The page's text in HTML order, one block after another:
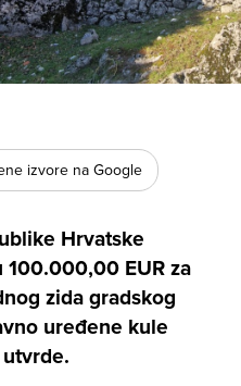
izvore na Google
Hrvatske
EUR za
zida gradskog
uređene kule